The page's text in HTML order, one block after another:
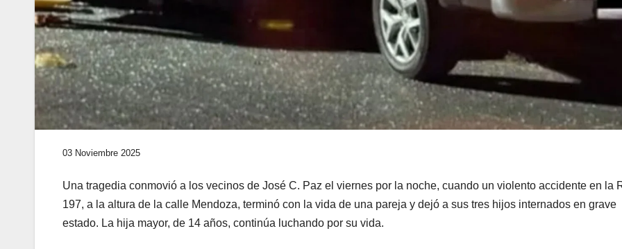
03 Noviembre 2025
Una tragedia conmovió a los vecinos de José C. Paz el viernes por la noche, cuando un violento accidente en la
197, a la altura de la calle Mendoza, terminó con la vida de una pareja y dejó a sus tres hijos internados en grave
estado. La hija mayor, de 14 años, continúa luchando por su vida.